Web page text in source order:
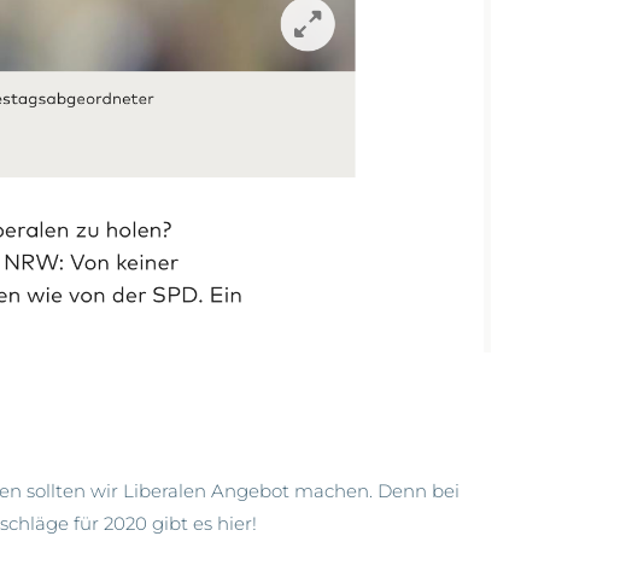
sollten wir Liberalen Angebot machen. Denn bei
für 2020 gibt es hier!